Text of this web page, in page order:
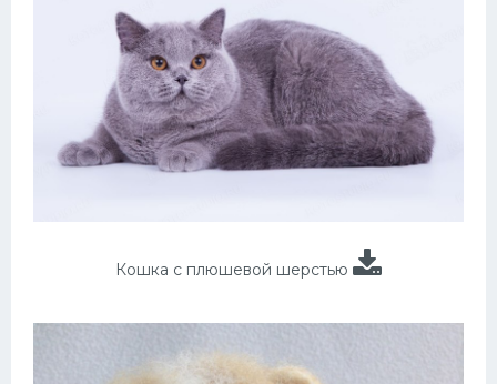
Кошка с плюшевой шерстью